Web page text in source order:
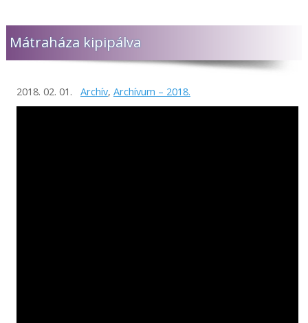
Mátraháza kipipálva
2018. 02. 01. Archív, Archívum – 2018.